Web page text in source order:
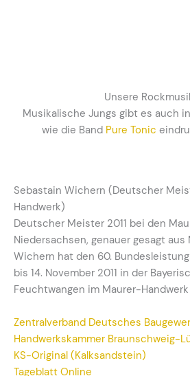
Unsere
Musikalische Jungs gibt es auch
wie die Band Pure Tonic
Sebastain Wichern (Deutscher
Handwerk)
Deutscher Meister 2011 bei den
Niedersachsen, genauer gesagt
Wichern hat den 60.
bis 14. November 2011 in der
Feuchtwangen im Maurer-
Zentralverband Deutsches
Handwerkskammer Braunschweig-
KS-Original (Kalksandstein)
Tageblatt Online